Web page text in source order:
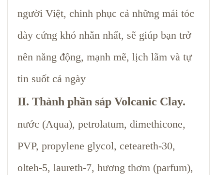
người Việt, chinh phục cả những mái tóc
dày cứng khó nhằn nhất, sẽ giúp bạn trở
nên năng động, mạnh mẽ, lịch lãm và tự
tin suốt cả ngày
II. Thành phần sáp Volcanic Clay.
nước (Aqua), petrolatum, dimethicone,
PVP, propylene glycol, ceteareth-30,
olteh-5, laureth-7, hương thơm (parfum),